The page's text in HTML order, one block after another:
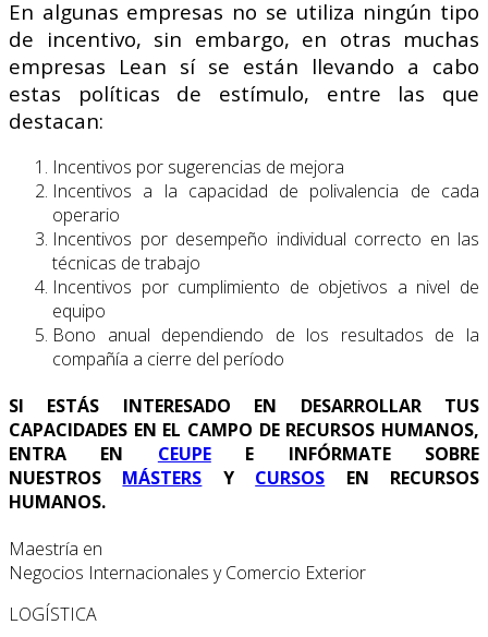
En algunas empresas no se utiliza ningún tipo
de incentivo, sin embargo, en otras muchas
empresas Lean sí se están llevando a cabo
estas políticas de estímulo, entre las que
destacan:
Incentivos por sugerencias de mejora
Incentivos a la capacidad de polivalencia de cada
operario
Incentivos por desempeño individual correcto en las
técnicas de trabajo
Incentivos por cumplimiento de objetivos a nivel de
equipo
Bono anual dependiendo de los resultados de la
compañía a cierre del período
SI ESTÁS INTERESADO EN DESARROLLAR TUS
CAPACIDADES EN EL CAMPO DE RECURSOS HUMANOS,
ENTRA EN CEUPEE INFÓRMATE SOBRE
NUESTROS MÁSTERS Y CURSOS EN RECURSOS
HUMANOS.
Maestría en
Negocios Internacionales y Comercio Exterior
LOGÍSTICA